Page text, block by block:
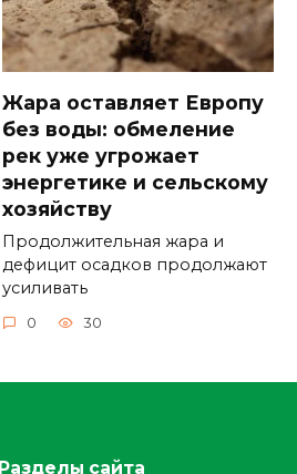
Жара оставляет Европу
без воды: обмеление
рек уже угрожает
энергетике и сельскому
хозяйству
Продолжительная жара и
дефицит осадков продолжают
усиливать
0 30
Разделы сайта